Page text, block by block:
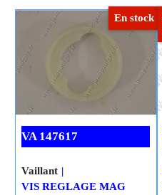
Cliquez ici
En stock
VA 147617
VIS REGLAGE MAG
400/7W